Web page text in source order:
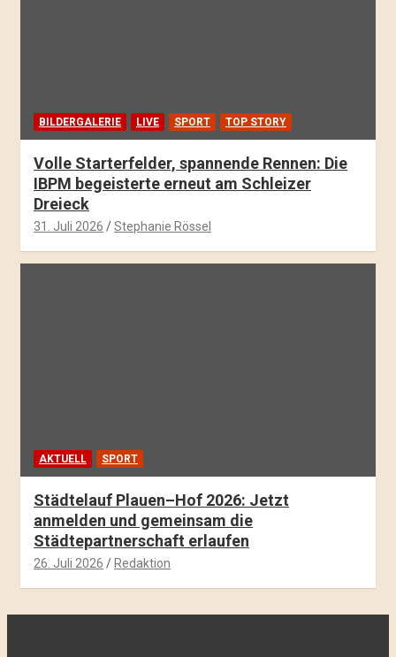
BILDERGALERIE LIVE SPORT TOP STORY
Volle Starterfelder, spannende Rennen: Die
IBPM begeisterte erneut am Schleizer
Dreieck
31. Juli 2026 Stephanie Rössel
AKTUELL SPORT
Städtelauf Plauen–Hof 2026: Jetzt
anmelden und gemeinsam die
Städtepartnerschaft erlaufen
26. Juli 2026 Redaktion